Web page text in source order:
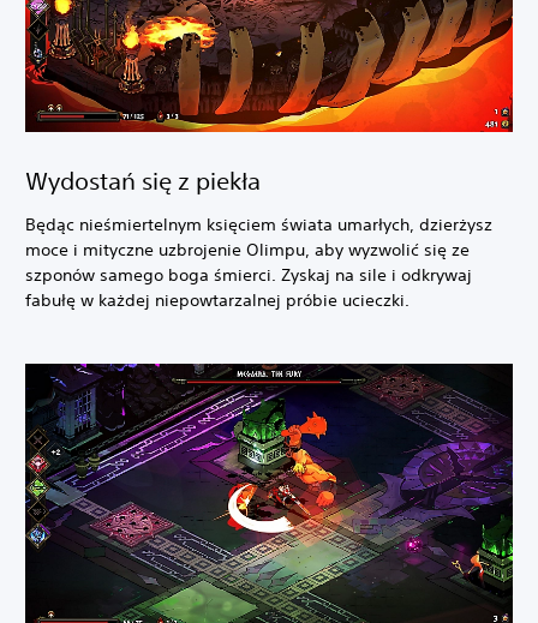
Wydostań się z piekła
Będąc nieśmiertelnym księciem świata umarłych, dzierżysz
moce i mityczne uzbrojenie Olimpu, aby wyzwolić się ze
szponów samego boga śmierci. Zyskaj na sile i odkrywaj
fabułę w każdej niepowtarzalnej próbie ucieczki.